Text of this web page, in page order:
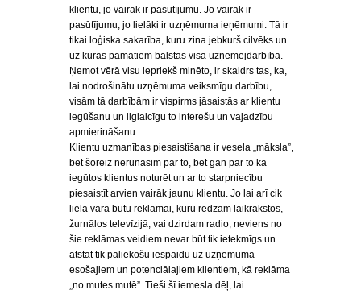
klientu, jo vairāk ir pasūtījumu. Jo vairāk ir
pasūtījumu, jo lielāki ir uzņēmuma ieņēmumi. Tā ir
tikai loģiska sakarība, kuru zina jebkurš cilvēks un
uz kuras pamatiem balstās visa uzņēmējdarbība.
Ņemot vērā visu iepriekš minēto, ir skaidrs tas, ka,
lai nodrošinātu uzņēmuma veiksmīgu darbību,
visām tā darbībām ir vispirms jāsaistās ar klientu
iegūšanu un ilglaicīgu to interešu un vajadzību
apmierināšanu.
Klientu uzmanības piesaistīšana ir vesela „māksla”,
bet šoreiz nerunāsim par to, bet gan par to kā
iegūtos klientus noturēt un ar to starpniecību
piesaistīt arvien vairāk jaunu klientu. Jo lai arī cik
liela vara būtu reklāmai, kuru redzam laikrakstos,
žurnālos televīzijā, vai dzirdam radio, neviens no
šie reklāmas veidiem nevar būt tik ietekmīgs un
atstāt tik paliekošu iespaidu uz uzņēmuma
esošajiem un potenciālajiem klientiem, kā reklāma
„no mutes mutē”. Tieši šī iemesla dēļ, lai